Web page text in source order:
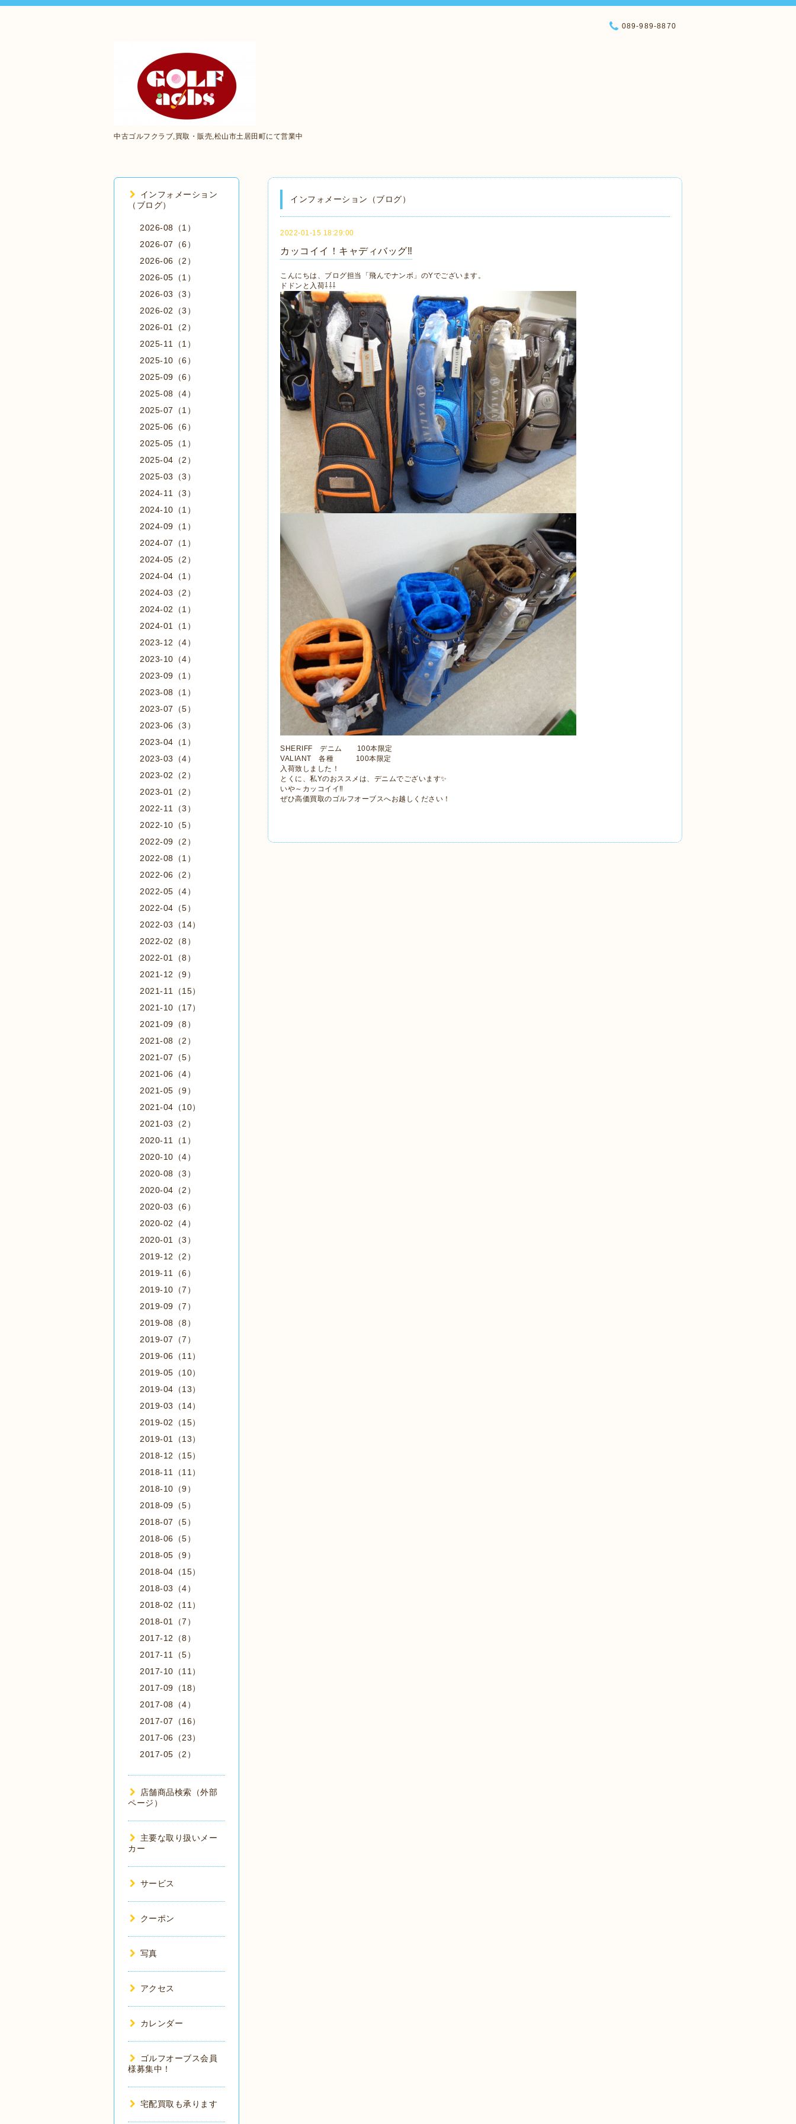
中古ゴルフクラブ,買取・販売,松山市土居田町にて営業中
089-989-8870
インフォメーション（ブログ）
2022-01-15 18:29:00
カッコイイ！キャディバッグ‼
こんにちは、ブログ担当「飛んでナンボ」のYでございます。
ドドンと入荷⇩⇩⇩
SHERIFF デニム 100本限定
VALIANT 各種 100本限定
入荷致しました！
とくに、私Yのおススメは、デニムでございます✨
いや～カッコイイ‼
ぜひ高価買取のゴルフオーブスへお越しください！
インフォメーション
（ブログ）
2026-08（1）
2026-07（6）
2026-06（2）
2026-05（1）
2026-03（3）
2026-02（3）
2026-01（2）
2025-11（1）
2025-10（6）
2025-09（6）
2025-08（4）
2025-07（1）
2025-06（6）
2025-05（1）
2025-04（2）
2025-03（3）
2024-11（3）
2024-10（1）
2024-09（1）
2024-07（1）
2024-05（2）
2024-04（1）
2024-03（2）
2024-02（1）
2024-01（1）
2023-12（4）
2023-10（4）
2023-09（1）
2023-08（1）
2023-07（5）
2023-06（3）
2023-04（1）
2023-03（4）
2023-02（2）
2023-01（2）
2022-11（3）
2022-10（5）
2022-09（2）
2022-08（1）
2022-06（2）
2022-05（4）
2022-04（5）
2022-03（14）
2022-02（8）
2022-01（8）
2021-12（9）
2021-11（15）
2021-10（17）
2021-09（8）
2021-08（2）
2021-07（5）
2021-06（4）
2021-05（9）
2021-04（10）
2021-03（2）
2020-11（1）
2020-10（4）
2020-08（3）
2020-04（2）
2020-03（6）
2020-02（4）
2020-01（3）
2019-12（2）
2019-11（6）
2019-10（7）
2019-09（7）
2019-08（8）
2019-07（7）
2019-06（11）
2019-05（10）
2019-04（13）
2019-03（14）
2019-02（15）
2019-01（13）
2018-12（15）
2018-11（11）
2018-10（9）
2018-09（5）
2018-07（5）
2018-06（5）
2018-05（9）
2018-04（15）
2018-03（4）
2018-02（11）
2018-01（7）
2017-12（8）
2017-11（5）
2017-10（11）
2017-09（18）
2017-08（4）
2017-07（16）
2017-06（23）
2017-05（2）
店舗商品検索（外部
ページ）
主要な取り扱いメー
カー
サービス
クーポン
写真
アクセス
カレンダー
ゴルフオーブス会員
様募集中！
宅配買取も承ります